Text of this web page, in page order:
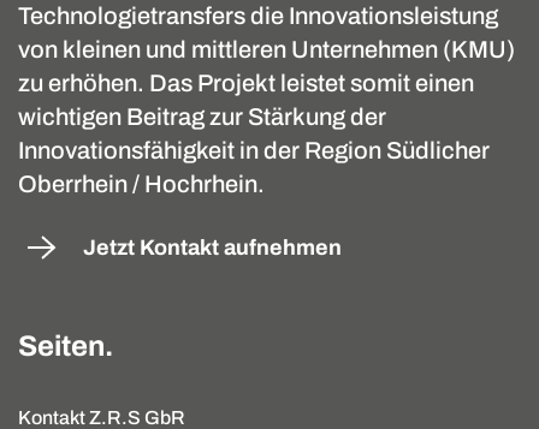
Technologietransfers die Innovationsleistung
von kleinen und mittleren Unternehmen (KMU)
zu erhöhen. Das Projekt leistet somit einen
wichtigen Beitrag zur Stärkung der
Innovationsfähigkeit in der Region Südlicher
Oberrhein / Hochrhein.
Jetzt Kontakt aufnehmen
Seiten.
Kontakt Z.R.S GbR